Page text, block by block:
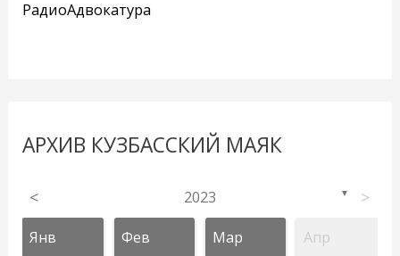
РадиоАдвокатура
АРХИВ КУЗБАССКИЙ МАЯК
< 2023 ▼ >
Янв Фев Мар Апр